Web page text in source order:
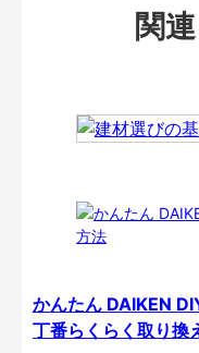
関
かんたん DAIKEN
丁番らくらく取り換